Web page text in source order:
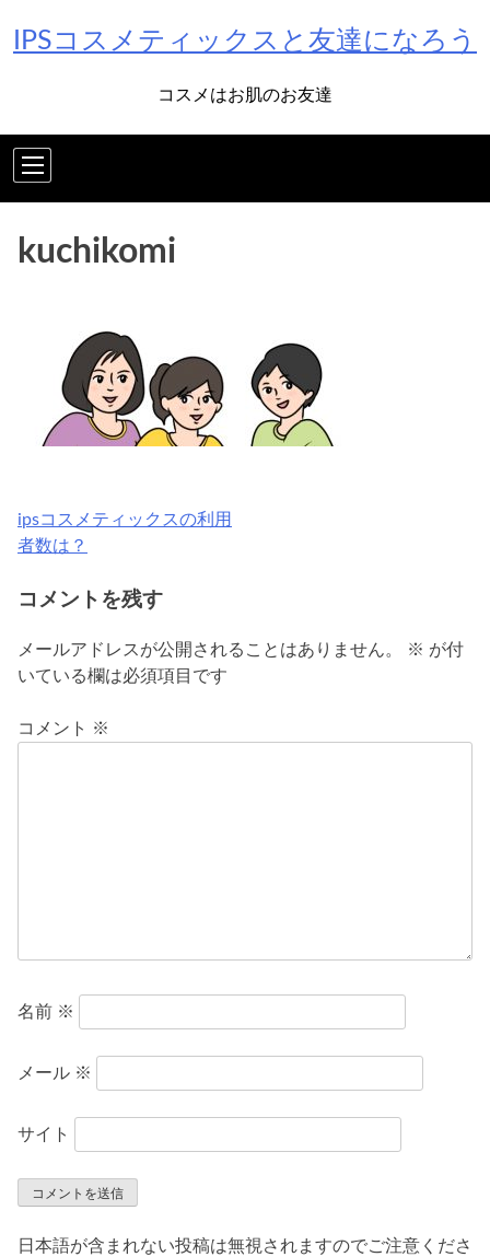
IPSコスメティックスと友達になろう
コスメはお肌のお友達
kuchikomi
投
ナ
ビ
ゲ
ー
ipsコスメティックスの利用
者数は？
コメントを残す
メールアドレスが公開されることはありません。 ※ が付
いている欄は必須項目です
コメント ※
名前 ※
メール ※
サイト
日本語が含まれない投稿は無視されますのでご注意くださ